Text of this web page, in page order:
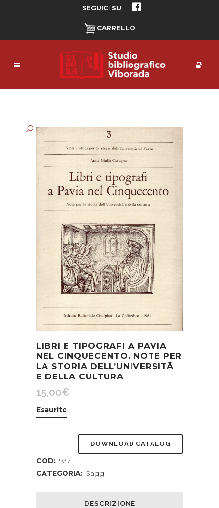
SEGUICI SU
CARRELLO
LIBRI E TIPOGRAFI A PAVIA
NEL CINQUECENTO. NOTE PER
LA STORIA DELL’UNIVERSITÃ
E DELLA CULTURA
15,00€
Esaurito
DOWNLOAD CATALOG
COD: 937
CATEGORIA: Saggi
DESCRIZIONE